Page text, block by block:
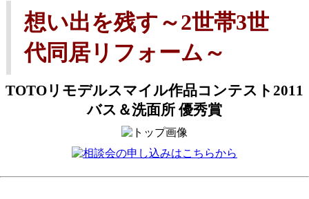
想い出を残す～2世帯3世
代同居リフォーム～
TOTOリモデルスマイル作品コンテスト2011
バス＆洗面所 優秀賞